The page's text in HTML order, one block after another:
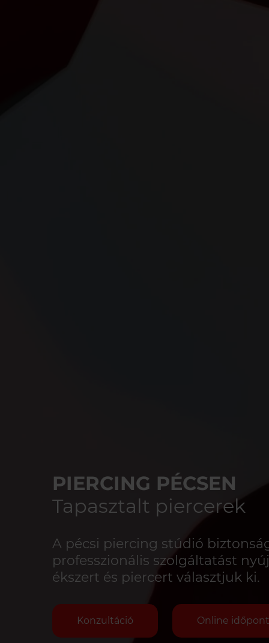
PIERCING PÉCSEN
Tapasztalt piercerek
A pécsi piercing stúdió
professzionális szolgáltatást
ékszert és piercert választjuk ki.
Konzultáció Online